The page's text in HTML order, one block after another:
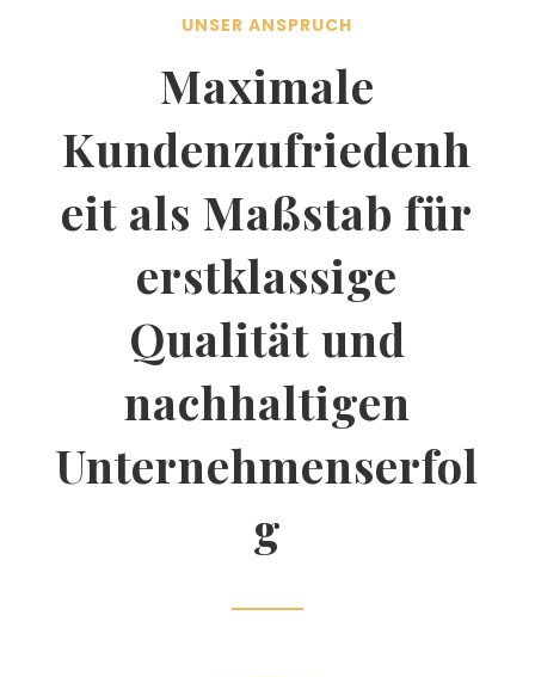
UNSER ANSPRUCH
Maximale
Kundenzufriedenh
eit als Maßstab für
erstklassige
Qualität und
nachhaltigen
Unternehmenserfol
g